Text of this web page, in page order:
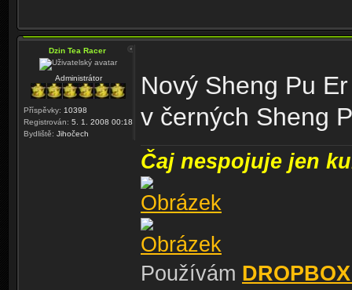
Dzin Tea Racer
Administrátor
Příspěvky: 10398
Registrován: 5. 1. 2008 00:18
Bydliště: Jihočech
Nový Sheng Pu
v černých Sheng
Čaj nespojuje jen
Používám